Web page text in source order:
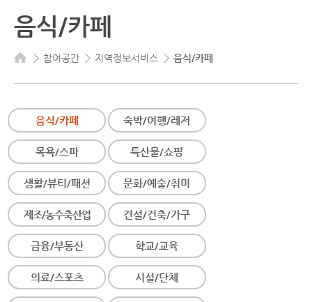
음식/카페
참여공간 지역정보서비스 음식/카페
음식/카페 숙박/여행/레저
목욕/스파 특산물/쇼핑
생활/뷰티/패션 문화/예술/취미
제조/농수축산업 건설/건축/가구
금융/부동산 학교/교육
의료/스포츠 시설/단체